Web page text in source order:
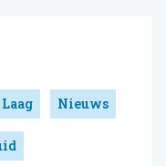
Laag Nieuws